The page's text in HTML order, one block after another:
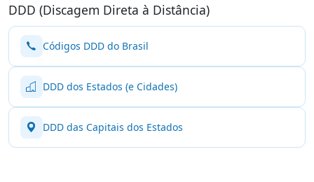
DDD (Discagem Direta à Distância)
Códigos DDD do Brasil
DDD dos Estados (e Cidades)
DDD das Capitais dos Estados